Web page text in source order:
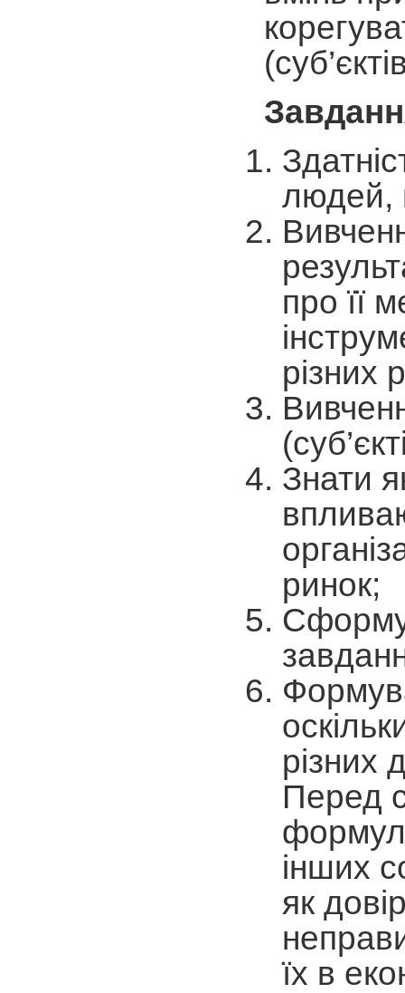
людей,
про її
різних
Знати
ринок;
різних
Перед
інших
як
їх в